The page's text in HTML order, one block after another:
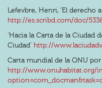
Lefevbre, Henri, ‘El derecho a
http://es.scribd.com/doc/
‘Hacia la Carta de la Ciudad
Ciudad’ http://
Carta mundial de la ONU
http://www.onuhabitat.org/